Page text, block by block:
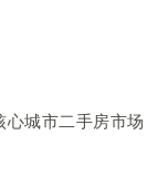
心城市二手房市场